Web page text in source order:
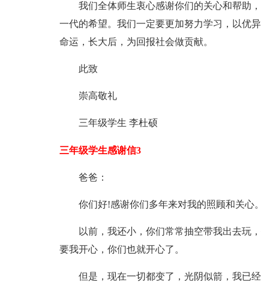
我们全体师生衷心感谢你们的关心和帮助
一代的希望。我们一定要更加努力学习，以优
命运，长大后，为回报社会做贡献。
此致
崇高敬礼
三年级学生 李杜硕
三年级学生感谢信3
爸爸：
你们好!感谢你们多年来对我的照顾和关心。
以前，我还小，你们常常抽空带我出去玩
要我开心，你们也就开心了。
但是，现在一切都变了，光阴似箭，我已